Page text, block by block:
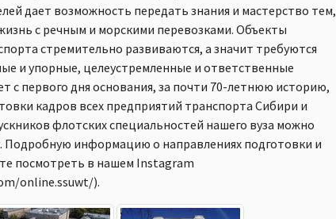
дает возможность передать знания и мастерство тем,
с речным и морскими перевозками. Объекты
стремительно развиваются, а значит требуются
и упорные, целеустремленные и ответственные
с первого дня основания, за почти 70-летнюю историю,
кадров всех предприятий транспорта Сибири и
флотских специальностей нашего вуза можно
Подробную информацию о направлениях подготовки и
посмотреть в нашем Instagram
online.ssuwt/).